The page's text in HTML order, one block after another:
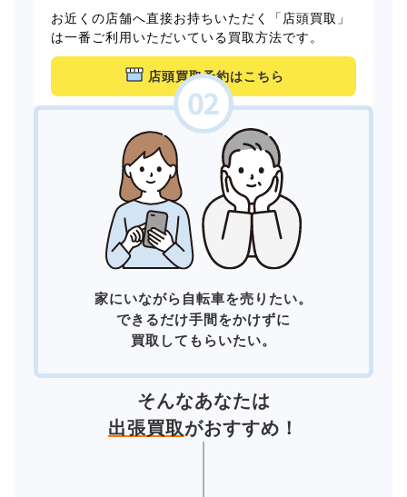
お近くの店舗へ直接お持ちいただく「店頭買取」
は一番ご利用いただいている買取方法です。
店頭買取予約はこちら
家にいながら自転車を売りたい。
できるだけ手間をかけずに
買取してもらいたい。
そんなあなたは
出張買取がおすすめ！